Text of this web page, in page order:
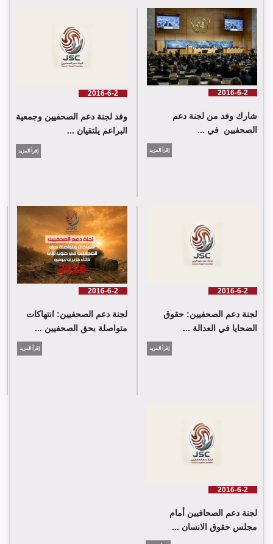
لجنة دعم الصحفيين تلتقي اللجنة الدولية للصليب الأحمر في جنيف
اللجنة كلمة باسم جمعية البراعم للعمل الاجتماعي
2016-6-2
شارك وفد من لجنة دعم
الصحفيين في ...
إقرأ المزيد
2016-6-2
وفد لجنة دعم الصحفيين وجمعية
البراعم يلتقيان ...
إقرأ المزيد
2016-6-2
لجنة دعم الصحفيين: حقوق
الضحايا في العدالة ...
إقرأ المزيد
2016-6-2
لجنة دعم الصحفيين: انتهاكات
متواصلة بحق الصحفيين ...
إقرأ المزيد
2016-6-2
لجنة دعم الصحافيين أمام
مجلس حقوق الانسان ...